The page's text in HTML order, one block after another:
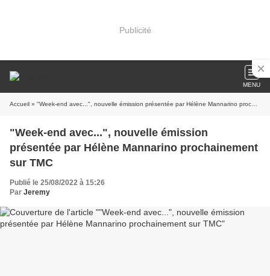
Publicité
MENU
Accueil » "Week-end avec...", nouvelle émission présentée par Hélène Mannarino prochainement sur TMC
"Week-end avec...", nouvelle émission
présentée par Hélène Mannarino prochainement
sur TMC
Publié le 25/08/2022 à 15:26
Par Jeremy